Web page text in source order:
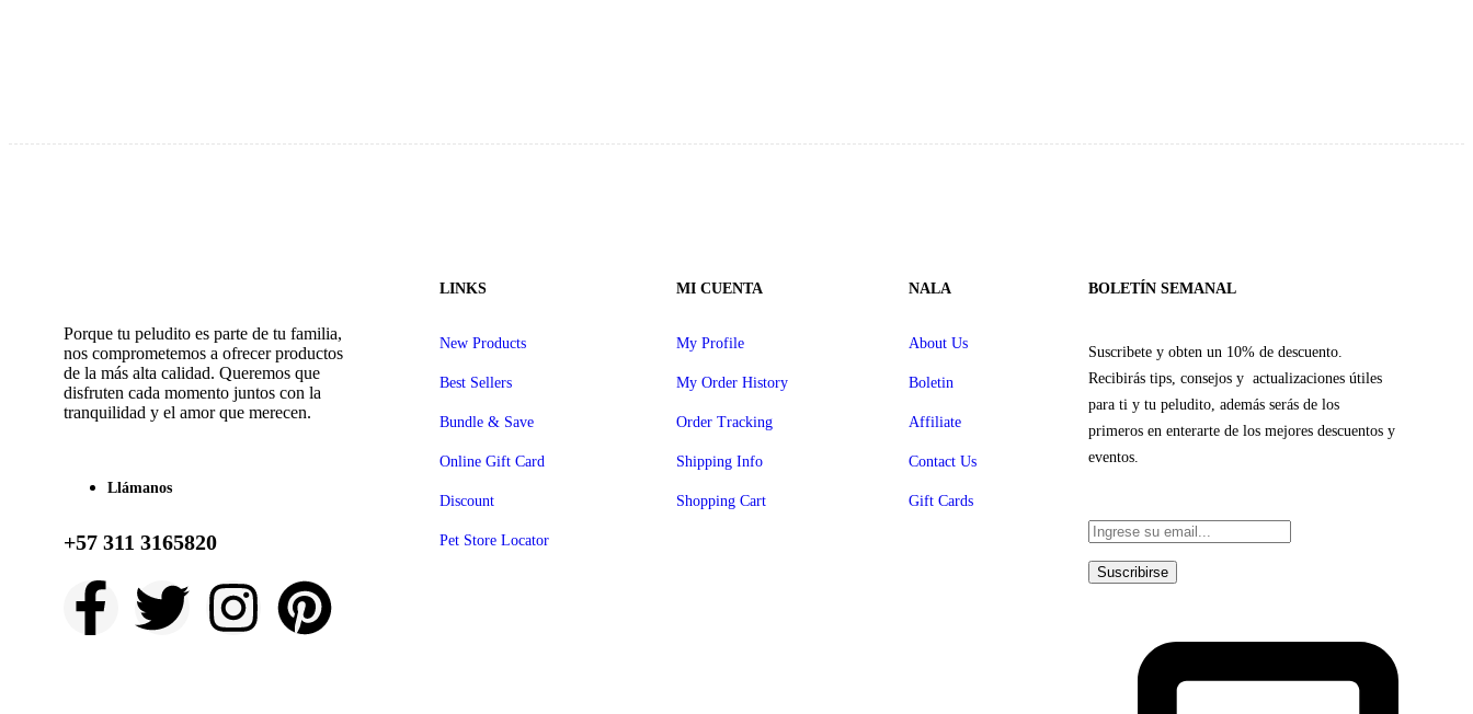
Porque tu peludito es parte de tu familia,
nos comprometemos a ofrecer productos
de la más alta calidad. Queremos que
disfruten cada momento juntos con la
tranquilidad y el amor que merecen.
Llámanos
+57 311 3165820
LINKS
New Products
Best Sellers
Bundle & Save
Online Gift Card
Discount
Pet Store Locator
MI CUENTA
My Profile
My Order History
Order Tracking
Shipping Info
Shopping Cart
NALA
About Us
Boletin
Affiliate
Contact Us
Gift Cards
BOLETÍN SEMANAL
Suscribete y obten un 10% de descuento.
Recibirás tips, consejos y actualizaciones útiles
para ti y tu peludito, además serás de los
primeros en enterarte de los mejores descuentos y
eventos.
Suscribirse